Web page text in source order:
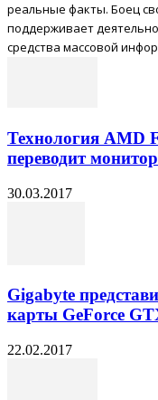
реальные факты. Боец
поддерживает
средства массовой
Технология AMD
переводит
30.03.2017
Gigabyte
карты GeForce
22.02.2017